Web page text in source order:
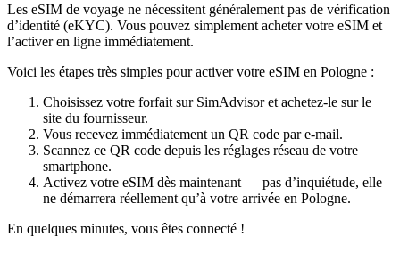
Les eSIM de voyage ne nécessitent généralement pas de vérification
d’identité (eKYC). Vous pouvez simplement acheter votre eSIM et
l’activer en ligne immédiatement.
Voici les étapes très simples pour activer votre eSIM en Pologne :
Choisissez votre forfait sur SimAdvisor et achetez-le sur le
site du fournisseur.
Vous recevez immédiatement un QR code par e-mail.
Scannez ce QR code depuis les réglages réseau de votre
smartphone.
Activez votre eSIM dès maintenant — pas d’inquiétude, elle
ne démarrera réellement qu’à votre arrivée en Pologne.
En quelques minutes, vous êtes connecté !